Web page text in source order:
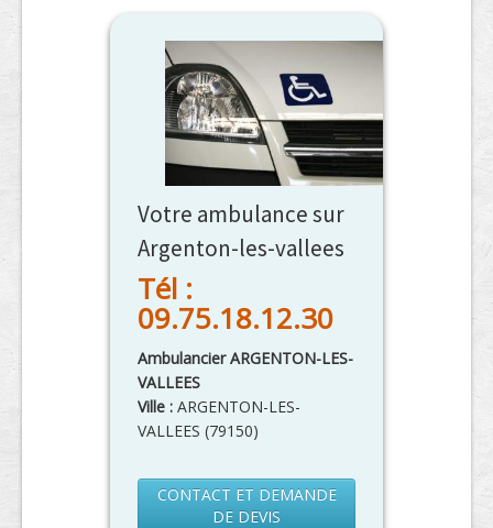
Votre ambulance sur
Argenton-les-vallees
Tél :
09.75.18.12.30
Ambulancier ARGENTON-LES-
VALLEES
Ville : ARGENTON-LES-
VALLEES (79150)
CONTACT ET DEMANDE
DE DEVIS